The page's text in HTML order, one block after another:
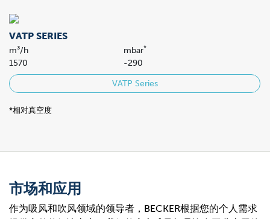
VATP SERIES
m³/h mbar*
1570 -290
VATP Series
*相对真空度
市场和应用
作为吸风和吹风领域的领导者，BECKER根据您的个人需求